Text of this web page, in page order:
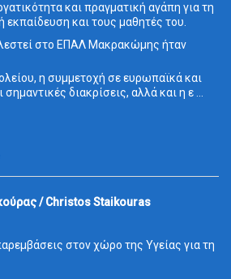
και πραγματική αγάπη για τη
εκπαίδευση και τους μαθητές του.
στο ΕΠΑΛ Μακρακώμης ήταν
η συμμετοχή σε ευρωπαϊκά και
διακρίσεις, αλλά και η ε
/ Christos Staikouras
στον χώρο της Υγείας για τη